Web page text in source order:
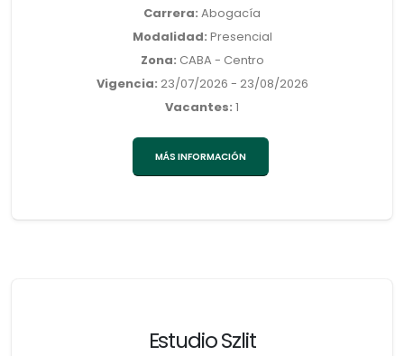
Carrera: Abogacía
Modalidad: Presencial
Zona: CABA - Centro
Vigencia: 23/07/2026 - 23/08/2026
Vacantes: 1
MÁS INFORMACIÓN
Estudio Szlit